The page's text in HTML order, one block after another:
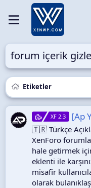
forum içerik
Etiketler
XF 2.3 [Ap
🇹🇷 Türkçe
XenForo
hale getirmek
eklenti ile
misafir
olarak